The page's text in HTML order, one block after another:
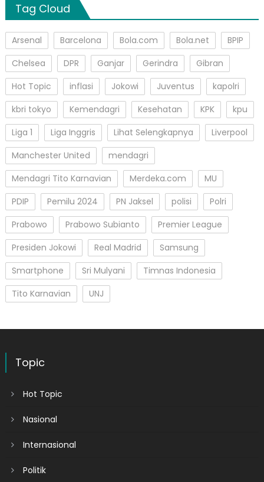
Tag Cloud
Arsenal Barcelona Bola.com Bola.net
BPIP
Chelsea
DPR Ganjar Gerindra
Gibran
Hot Topic
inflasi Jokowi Juventus
kapolri
kbri tokyo
Kemendagri Kesehatan KPK
kpu
Liga 1
Liga Inggris Lihat Selengkapnya
Liverpool
Manchester United
mendagri
Mendagri Tito Karnavian
Merdeka.com
MU
PDIP
Pemilu 2024 PN Jaksel polisi
Polri
Prabowo
Prabowo Subianto
Premier League
Presiden Jokowi
Real Madrid
Samsung
Smartphone
Sri Mulyani
Timnas Indonesia
Tito Karnavian
UNJ
Topic
Hot Topic
Nasional
Internasional
Politik